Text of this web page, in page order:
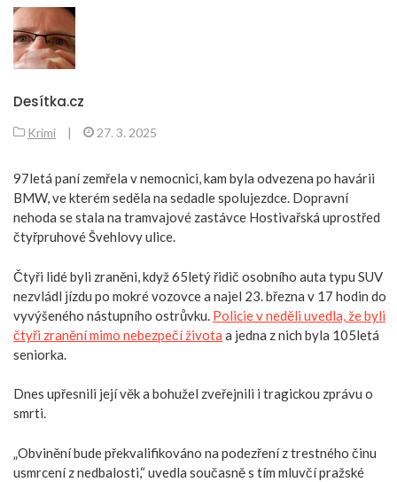
Desítka.cz
Krimi | 27. 3. 2025
97letá paní zemřela v nemocnici, kam byla odvezena po havárii
BMW, ve kterém seděla na sedadle spolujezdce. Dopravní
nehoda se stala na tramvajové zastávce Hostivařská uprostřed
čtyřpruhové Švehlovy ulice.
Čtyři lidé byli zraněni, když 65letý řidič osobního auta typu SUV
nezvládl jízdu po mokré vozovce a najel 23. března v 17 hodin do
vyvýšeného nástupního ostrůvku. Policie v neděli uvedla, že byli
čtyři zranění mimo nebezpečí života a jedna z nich byla 105letá
seniorka.
Dnes upřesnili její věk a bohužel zveřejnili i tragickou zprávu o
smrti.
„Obvinění bude překvalifikováno na podezření z trestného činu
usmrcení z nedbalosti,“ uvedla současně s tím mluvčí pražské